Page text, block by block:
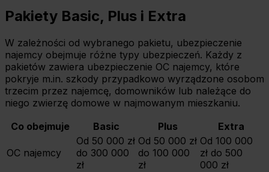
Pakiety Basic, Plus i Extra
W zależności od wybranego pakietu, ubezpieczenie
najemcy obejmuje różne typy ubezpieczeń. Każdy z
pakietów zawiera ubezpieczenie OC najemcy, które
pokryje m.in. szkody przypadkowo wyrządzone osobom
trzecim przez najemcę, domowników lub należące do
niego zwierzę domowe w najmowanym mieszkaniu.
Co obejmuje
Basic Plus Extra
OC najemcy
Od 50 000 zł
do 300 000
zł
Od 50 000 zł
do 100 000
zł
Od 100 000
zł do 500
000 zł